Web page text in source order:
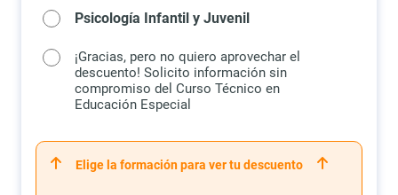
Psicología Infantil y Juvenil
¡Gracias, pero no quiero aprovechar el
descuento! Solicito información sin
compromiso del Curso Técnico en
Educación Especial
Elige la formación para ver tu descuento